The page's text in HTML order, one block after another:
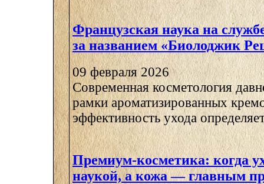
Французская наука на
за названием «Биолоджик
09 февраля 2026
Современная косметология
рамки ароматизированных
эффективность ухода
Премиум-косметика: когда
наукой, а кожа — главным